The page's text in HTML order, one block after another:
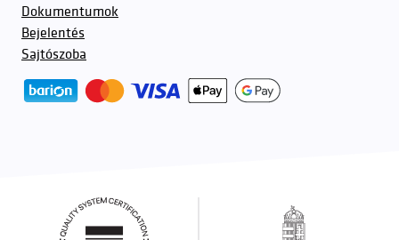
Dokumentumok
Bejelentés
Sajtószoba